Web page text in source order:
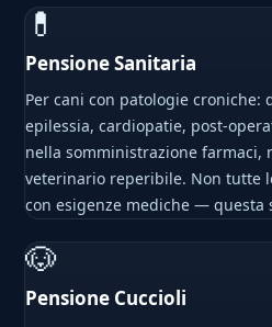
💊
Pensione Sanitaria
Per cani con patologie croniche:
epilessia, cardiopatie, post-
nella somministrazione farmaci,
veterinario reperibile. Non tutte
con esigenze mediche — questa
🐶
Pensione Cuccioli